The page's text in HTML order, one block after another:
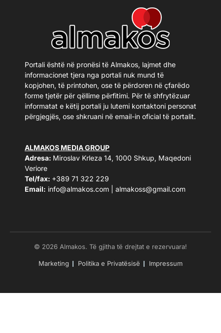
Portali është në pronësi të Almakos, lajmet dhe
informacionet tjera nga portali nuk mund të
kopjohen, të printohen, ose të përdoren në çfarëdo
forme tjetër për qëllime përfitimi. Për të shfrytëzuar
informatat e këtij portali ju lutemi kontaktoni personat
përgjegjës, ose shkruani në email-in oficial të portalit.
ALMAKOS MEDIA GROUP
Adresa: Miroslav Krleza 14, 1000 Shkup, Maqedoni
Veriore
Tel/fax: +389 71 322 229
Email: info@almakos.com almakoss@gmail.com
© 2026 Almakos. Të gjitha të drejtat e rezervuara!
Marketing Politika e Privatësisë Impressum